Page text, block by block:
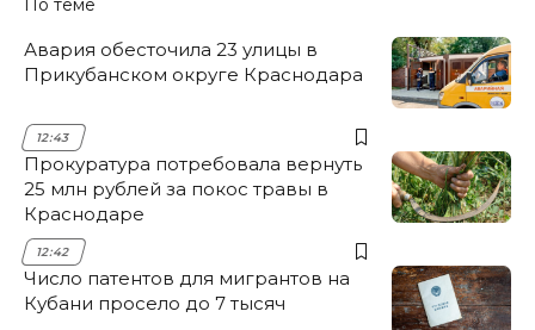
Авария обесточила 23 улицы в
Прикубанском округе Краснодара
12:43
Прокуратура потребовала вернуть
25 млн рублей за покос травы в
Краснодаре
12:42
Число патентов для мигрантов на
Кубани просело до 7 тысяч